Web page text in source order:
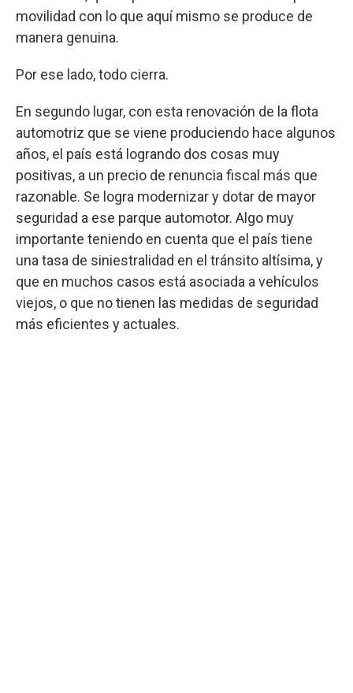
movilidad con lo que aquí mismo se produce de
manera genuina.
Por ese lado, todo cierra.
En segundo lugar, con esta renovación de la flota
automotriz que se viene produciendo hace algunos
años, el país está logrando dos cosas muy
positivas, a un precio de renuncia fiscal más que
razonable. Se logra modernizar y dotar de mayor
seguridad a ese parque automotor. Algo muy
importante teniendo en cuenta que el país tiene
una tasa de siniestralidad en el tránsito altísima, y
que en muchos casos está asociada a vehículos
viejos, o que no tienen las medidas de seguridad
más eficientes y actuales.